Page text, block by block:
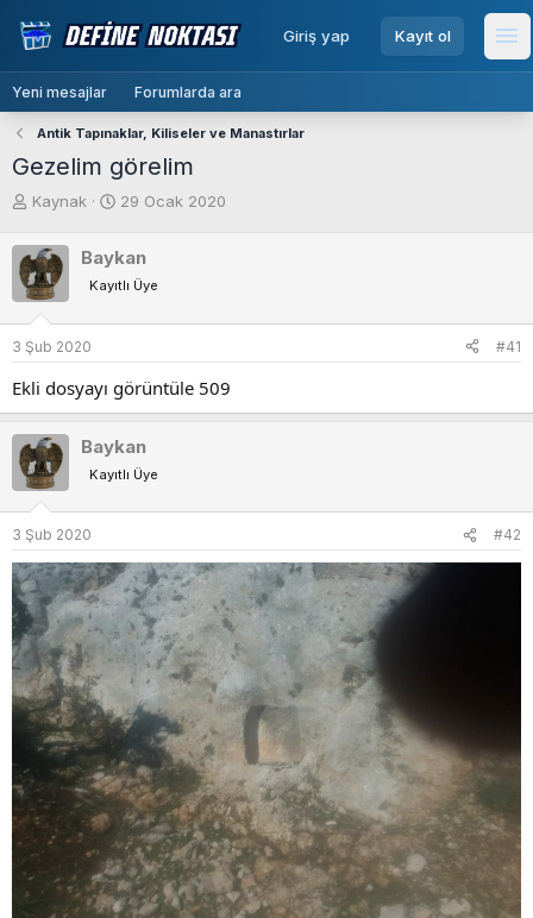
Giriş yap Kayıt ol menu
Yeni mesajlar Forumlarda ara
Antik Tapınaklar, Kiliseler ve Manastırlar
Gezelim görelim
K
n
b
u
y
b
a
a
t
a
n
Kaynak
B
l
a
ı
ç
t
r
i
i
29 Ocak 2020
Baykan
Kayıtlı Üye
3 Şub 2020 #41
Ekli dosyayı görüntüle 509
Baykan
Kayıtlı Üye
3 Şub 2020 #42